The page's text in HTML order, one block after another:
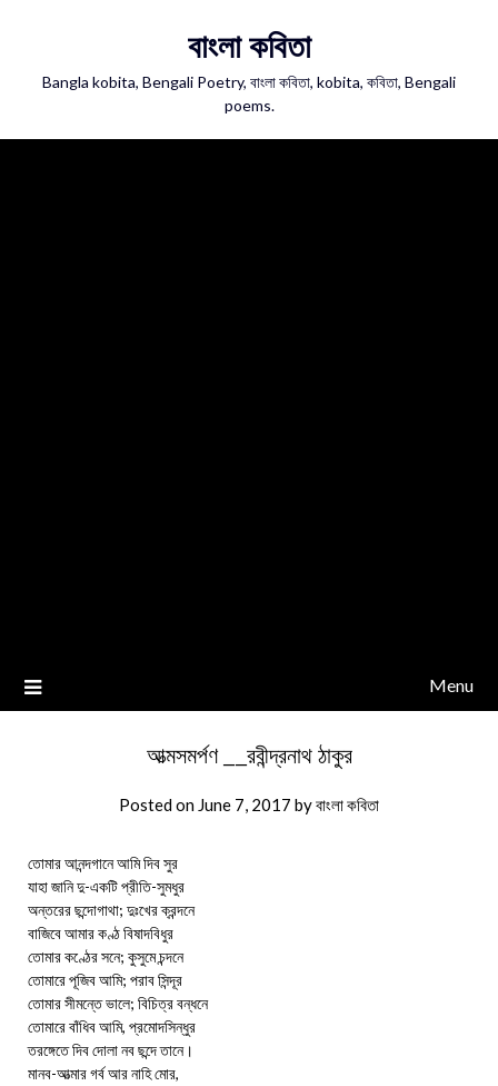
বাংলা কবিতা
Bangla kobita, Bengali Poetry, বাংলা কবিতা, kobita, কবিতা, Bengali
poems.
Menu
আত্মসমর্পণ __রবীন্দ্রনাথ ঠাকুর
Posted on June 7, 2017 byবাংলা কবিতা
তোমার আনন্দগানে আমি দিব সুর
যাহা জানি দু-একটি প্রীতি-সুমধুর
অন্তরের ছন্দোগাথা; দুঃখের ক্রন্দনে
বাজিবে আমার কণ্ঠ বিষাদবিধুর
তোমার কণ্ঠের সনে; কুসুমে চন্দনে
তোমারে পূজিব আমি; পরাব সিন্দূর
তোমার সীমন্তে ভালে; বিচিত্র বন্ধনে
তোমারে বাঁধিব আমি, প্রমোদসিন্ধুর
তরঙ্গেতে দিব দোলা নব ছন্দে তানে।
মানব-আত্মার গর্ব আর নাহি মোর,